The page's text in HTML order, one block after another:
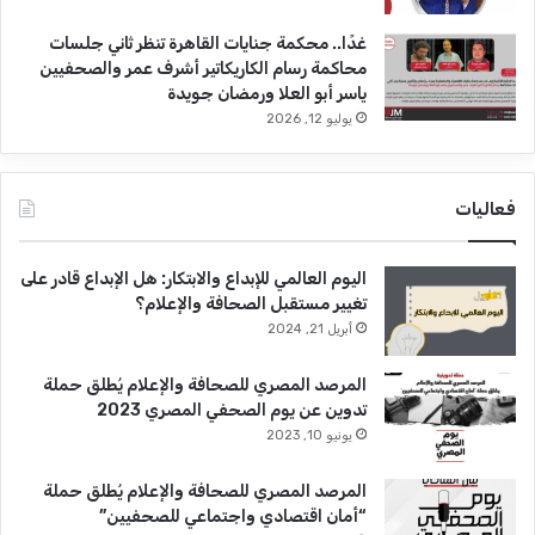
غدًا.. محكمة جنايات القاهرة تنظر ثاني جلسات
محاكمة رسام الكاريكاتير أشرف عمر والصحفيين
ياسر أبو العلا ورمضان جويدة
يوليو 12, 2026
فعاليات
اليوم العالمي للإبداع والابتكار: هل الإبداع قادر على
تغيير مستقبل الصحافة والإعلام؟
أبريل 21, 2024
المرصد المصري للصحافة والإعلام يُطلق حملة
تدوين عن يوم الصحفي المصري 2023
يونيو 10, 2023
المرصد المصري للصحافة والإعلام يُطلق حملة
“أمان اقتصادي واجتماعي للصحفيين”